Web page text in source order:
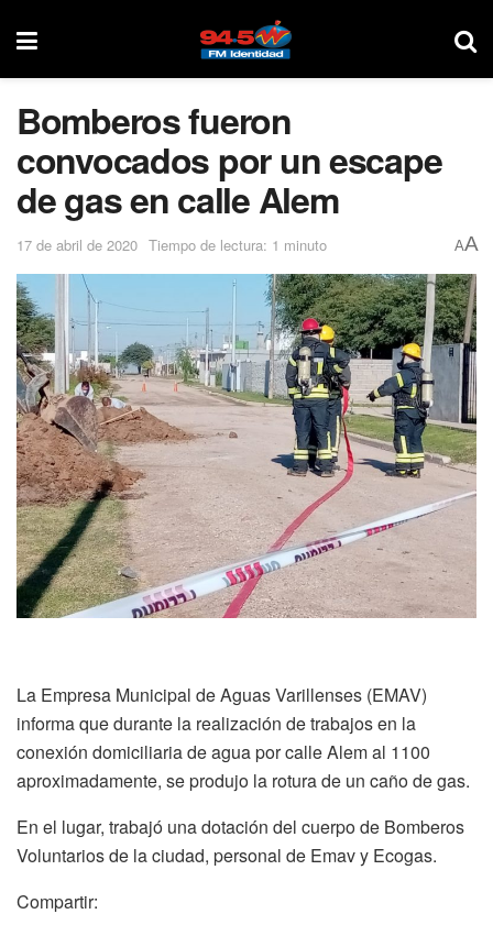
Bomberos fueron
convocados por un escape
de gas en calle Alem
17 de abril de 2020 Tiempo de lectura: 1 minuto AA
La Empresa Municipal de Aguas Varillenses (EMAV)
informa que durante la realización de trabajos en la
conexión domiciliaria de agua por calle Alem al 1100
aproximadamente, se produjo la rotura de un caño de gas.
En el lugar, trabajó una dotación del cuerpo de Bomberos
Voluntarios de la ciudad, personal de Emav y Ecogas.
Compartir: